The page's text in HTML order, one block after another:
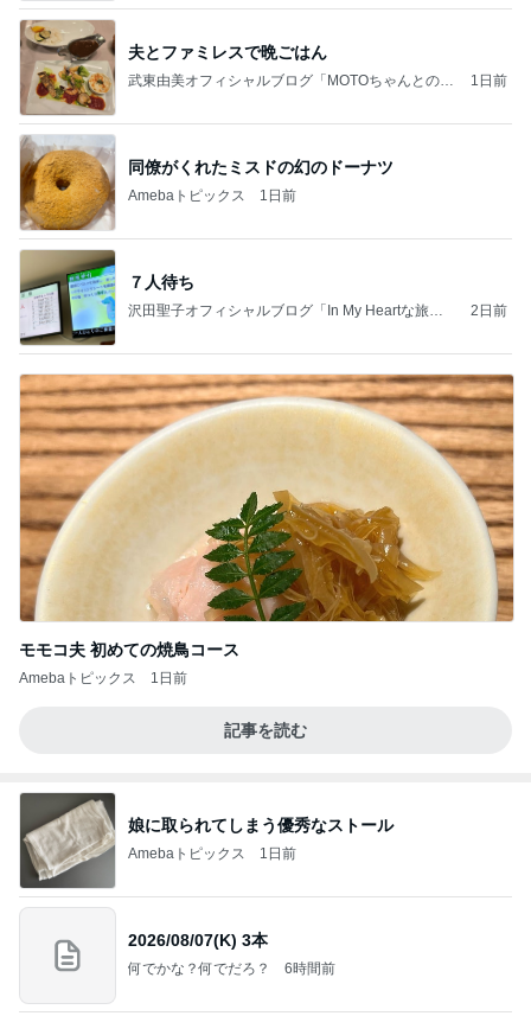
夫とファミレスで晩ごはん
武東由美オフィシャルブログ「MOTOちゃんとのは
1日前
同僚がくれたミスドの幻のドーナツ
Amebaトピックス 1日前
７人待ち
沢田聖子オフィシャルブログ「In My Heartな旅日
2日前
モモコ夫 初めての焼鳥コース
Amebaトピックス 1日前
記事を読む
娘に取られてしまう優秀なストール
Amebaトピックス 1日前
2026/08/07(K) 3本
何でかな？何でだろ？ 6時間前